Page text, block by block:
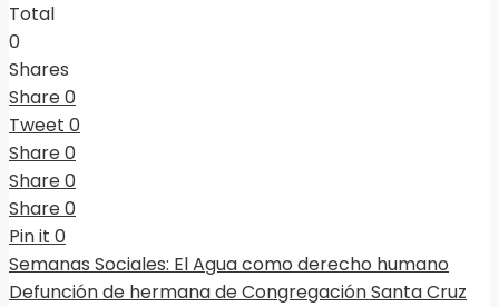
Total
0
Shares
Share0
Tweet 0
Share0
Share0
Share0
Pin it 0
Semanas Sociales: El Agua como derecho humano
Defunción de hermana de Congregación Santa Cruz